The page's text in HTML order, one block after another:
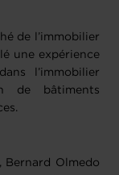
de l’immobilier
une expérience
l’immobilier
de bâtiments
Bernard Olmedo